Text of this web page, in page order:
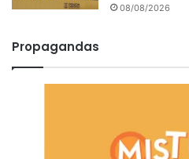
08/08/2026
Propagandas